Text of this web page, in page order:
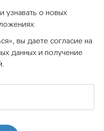
узнавать о новых
вы даете согласие на
данных и получение